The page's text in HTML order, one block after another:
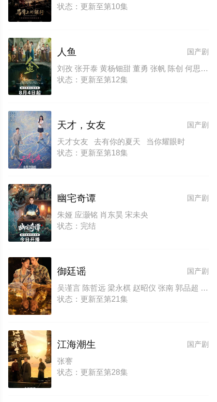
状态：更新至第10集
国产剧
人鱼
刘孜 张开泰 黄杨钿甜 董勇 张帆 陈创 何思甜 张棪琰 罗海琼 是安 赵健 段钰 董向荣 薛佳凝 方晓东 李庆誉 张译文
状态：更新至第12集
国产剧
天才，女友
天才女友 去有你的夏天 当你耀眼时
状态：更新至第18集
国产剧
幽宅奇谭
朱娅 应灏铭 肖东昊 宋未央
状态：完结
国产剧
御廷谣
吴谨言 陈哲远 梁永棋 赵昭仪 张南 郭品超 盛一伦 吴岱融 黄祖鑫 宋麒
状态：更新至第21集
国产剧
江海潮生
张謇
状态：更新至第28集